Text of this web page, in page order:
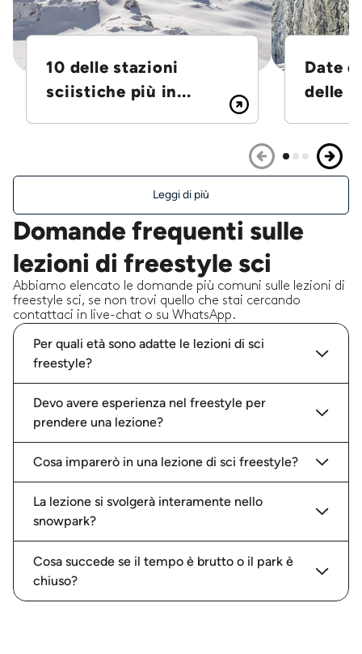
10 delle stazioni
sciistiche più in...
Date
delle
Leggi di più
Domande frequenti sulle
lezioni di freestyle sci
Abbiamo elencato le domande più comuni sulle lezioni di
freestyle sci, se non trovi quello che stai cercando
contattaci in live-chat o su WhatsApp.
Per quali età sono adatte le lezioni di sci
freestyle?
Devo avere esperienza nel freestyle per
prendere una lezione?
Cosa imparerò in una lezione di sci freestyle?
La lezione si svolgerà interamente nello
snowpark?
Cosa succede se il tempo è brutto o il park è
chiuso?